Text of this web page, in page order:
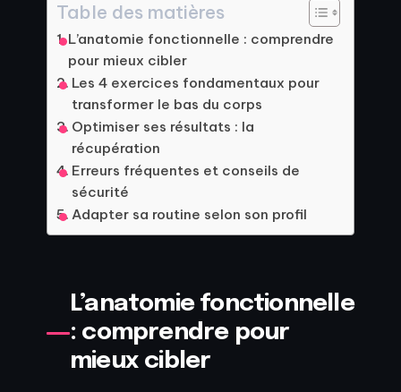
Table des matières
L’anatomie fonctionnelle : comprendre
pour mieux cibler
Les 4 exercices fondamentaux pour
transformer le bas du corps
Optimiser ses résultats : la
récupération
Erreurs fréquentes et conseils de
sécurité
Adapter sa routine selon son profil
L’anatomie fonctionnelle
: comprendre pour
mieux cibler